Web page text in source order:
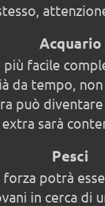
Acquario
più facile
da tempo,
può
sarà
Pesci
potrà
in cerca di